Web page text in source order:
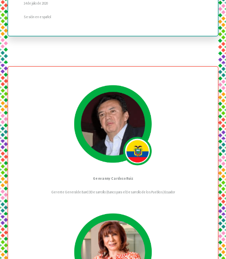
14 de julio de 2020
Sesión en español
Geovanny Cardoso Ruiz
Gerente General de BanCODesarrollo (Banco para el Desarrollo de los Pueblos) Ecuador